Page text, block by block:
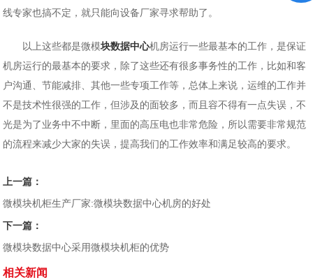
线专家也搞不定，就只能向设备厂家寻求帮助了。
以上这些都是微模块数据中心机房运行一些最基本的工作，是保证
机房运行的最基本的要求，除了这些还有很多事务性的工作，比如和客
户沟通、节能减排、其他一些专项工作等，总体上来说，运维的工作并
不是技术性很强的工作，但涉及的面较多，而且容不得有一点失误，不
光是为了业务中不中断，里面的高压电也非常危险，所以需要非常规范
的流程来减少大家的失误，提高我们的工作效率和满足较高的要求。
上一篇：
微模块机柜生产厂家:微模块数据中心机房的好处
下一篇：
微模块数据中心采用微模块机柜的优势
相关新闻